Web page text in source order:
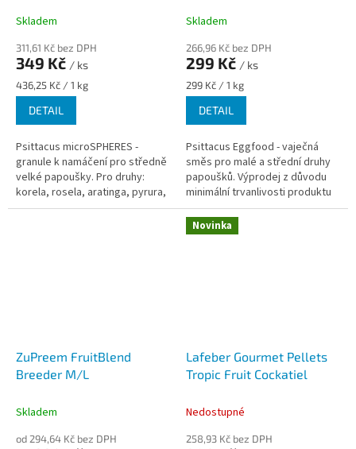
Skladem
311,61 Kč bez DPH
349 Kč / ks
Měrná
cena:
436,25 Kč / 1 kg
DETAIL
Psittacus microSPHERES -
granule k namáčení pro středně
velké papoušky. Pro druhy:
korela, rosela, aratinga, pyrura,
kakadu růžový, kakariki,
trvanlivost do 2026/03
Skladem
266,96 Kč bez DPH
299 Kč / ks
Měrná
cena:
299 Kč / 1 kg
DETAIL
Psittacus Eggfood - vaječná
směs pro malé a střední druhy
papoušků. Výprodej z důvodu
minimální trvanlivosti produktu
(best before) 2026/03. Produkt
je v originálním balení....
ZuPreem FruitBlend
Breeder M/L
Skladem
od 294,64 Kč bez DPH
Novinka
Lafeber Gourmet Pellets
Tropic Fruit Cockatiel
Nedostupné
258,93 Kč bez DPH